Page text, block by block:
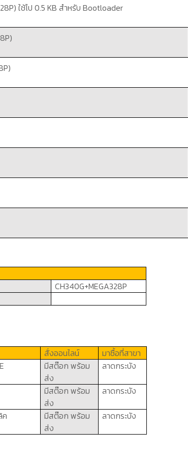
ใช้ไป0.5 KBสำหรับBootloader
CH340G+MEGA328P
สั่งออนไลน์
มาซื้อที่สาขา
มีสต๊อก พร้อม
ส่ง
ลาดกระบัง
มีสต๊อก พร้อม
ส่ง
ลาดกระบัง
ค
มีสต๊อก พร้อม
ส่ง
ลาดกระบัง